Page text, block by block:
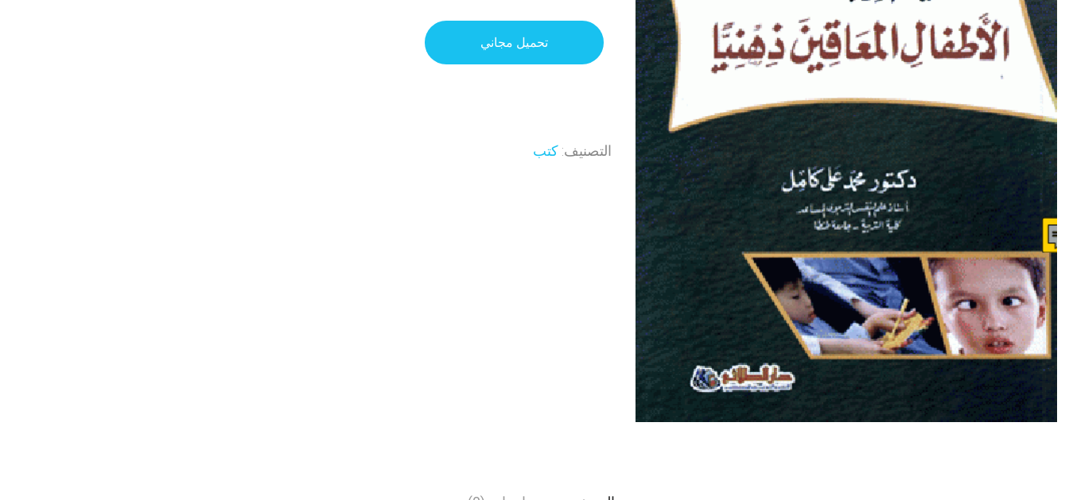
تحميل مجاني
التصنيف: كتب